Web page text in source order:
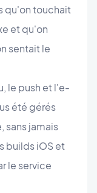
qu'on touchait
et qu'on
sentait le
le push et l'e-
été gérés
jamais
builds iOS et
le service